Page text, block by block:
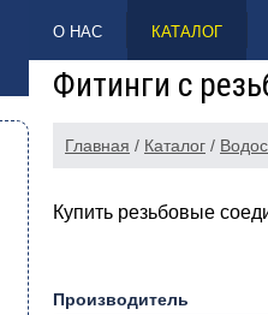
НАВЕРХ
О НАС КАТАЛОГ
Фитинги с
Главная / Каталог /
Купить резьбовые
Производитель